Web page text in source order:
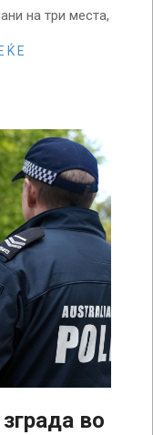
на три места,
во